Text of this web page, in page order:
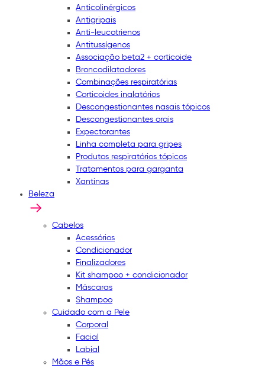
Anticolinérgicos
Antigripais
Anti-leucotrienos
Antitussígenos
Associação beta2 + corticoide
Broncodilatadores
Combinações respiratórias
Corticoides inalatórios
Descongestionantes nasais tópicos
Descongestionantes orais
Expectorantes
Linha completa para gripes
Produtos respiratórios tópicos
Tratamentos para garganta
Xantinas
Beleza
Cabelos
Acessórios
Condicionador
Finalizadores
Kit shampoo + condicionador
Máscaras
Shampoo
Cuidado com a Pele
Corporal
Facial
Labial
Mãos e Pés